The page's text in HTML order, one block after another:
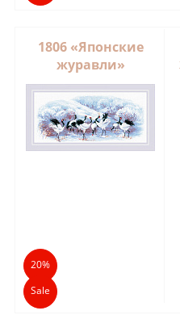
1806 «Японские
журавли»
20%
Sale